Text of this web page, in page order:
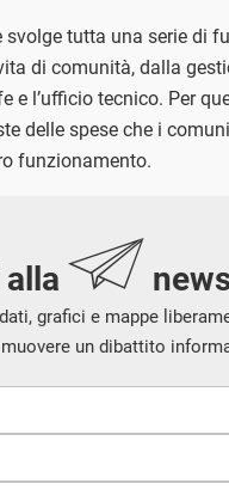
svolge tutta una serie di
di comunità, dalla
e l’ufficio tecnico. Per
delle spese che i
funzionamento.
grafici e mappe
un dibattito